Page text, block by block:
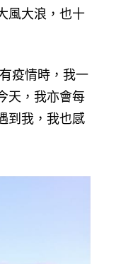
風大浪，也十
疫情時，我一
天，我亦會每
到我，我也感